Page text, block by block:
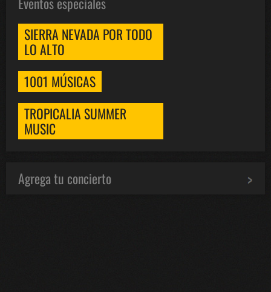
SIERRA NEVADA POR TODO
LO ALTO
1001 MÚSICAS
TROPICALIA SUMMER
MUSIC
Agrega tu concierto